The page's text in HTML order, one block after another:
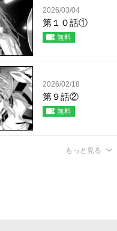
2026/03/04
第１０話①
無料
2026/02/18
第９話②
無料
もっと見る